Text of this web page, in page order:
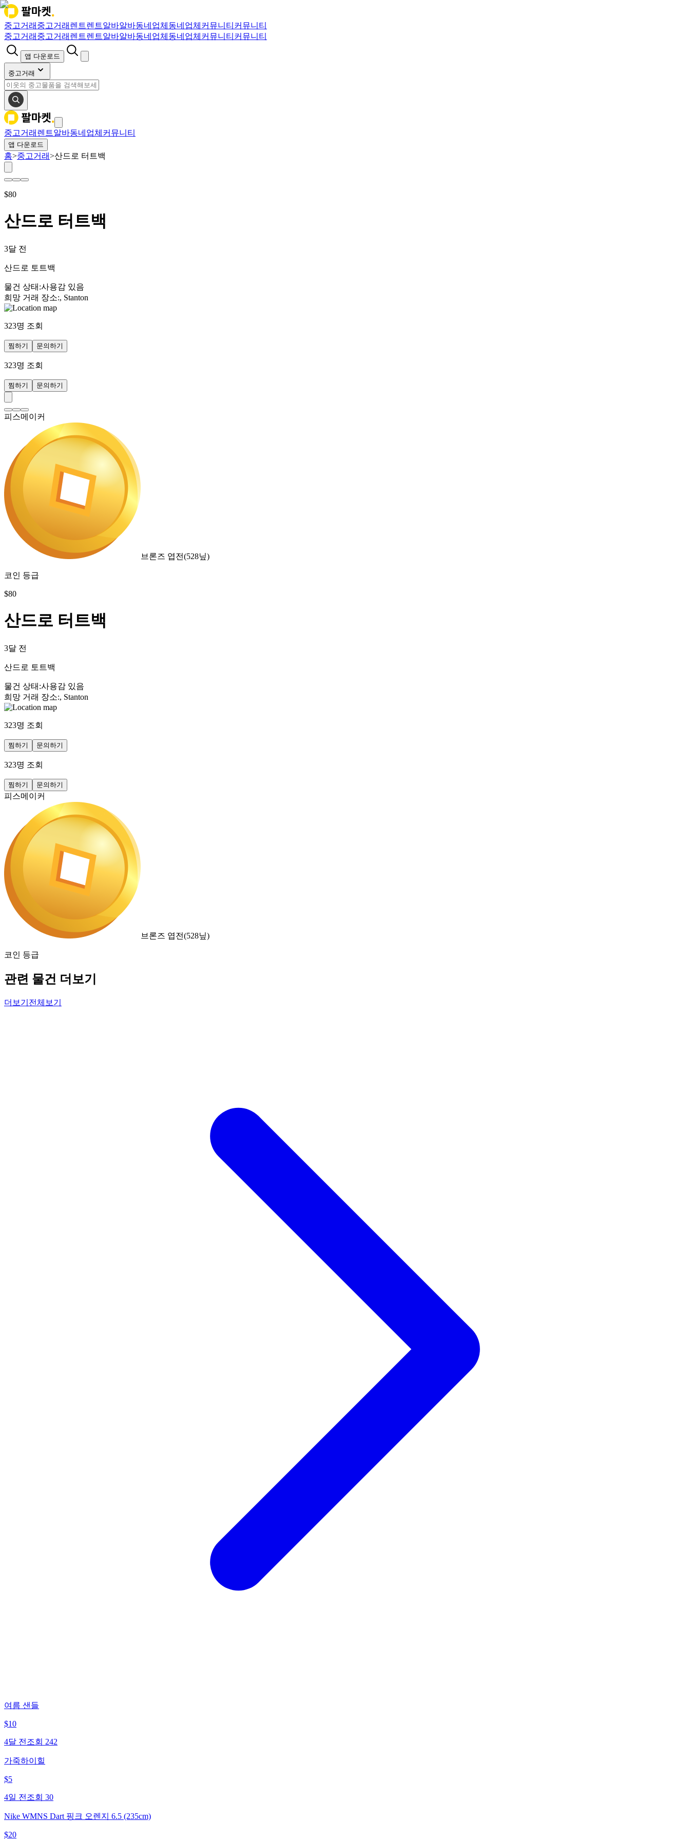
중고거래 중고거래 렌트렌트알바알바동네업체 동네업체 커뮤니티 커뮤니티
중고거래 중고거래 렌트렌트알바알바동네업체 동네업체 커뮤니티 커뮤니티
앱 다운로드
중고거래
중고거래 렌트알바동네업체 커뮤니티
앱 다운로드
홈>중고거래>산드로 터트백
$80
산드로 터트백
3달 전
산드로 토트백
물건 상태 :사용감 있음
희망 거래 장소:, Stanton
323명 조회
찜하기 문의하기
323명 조회
찜하기 문의하기
피스메이커
브론즈 엽전(528닢)
코인 등급
$80
산드로 터트백
3달 전
산드로 토트백
물건 상태 :사용감 있음
희망 거래 장소:, Stanton
323명 조회
찜하기 문의하기
323명 조회
찜하기 문의하기
피스메이커
브론즈 엽전(528닢)
코인 등급
관련 물건 더보기
더보기 전체보기
여름 샌들
$10
4달 전 조회 242
가죽하이힐
$5
4일 전 조회 30
Nike WMNS Dart 핑크 오렌지 6.5 (235cm)
$20